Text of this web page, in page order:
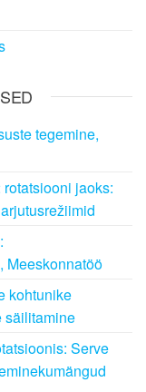
tegemine,
jaoks:
Meeskonnatöö
kohtunike
säilitamine
Serve